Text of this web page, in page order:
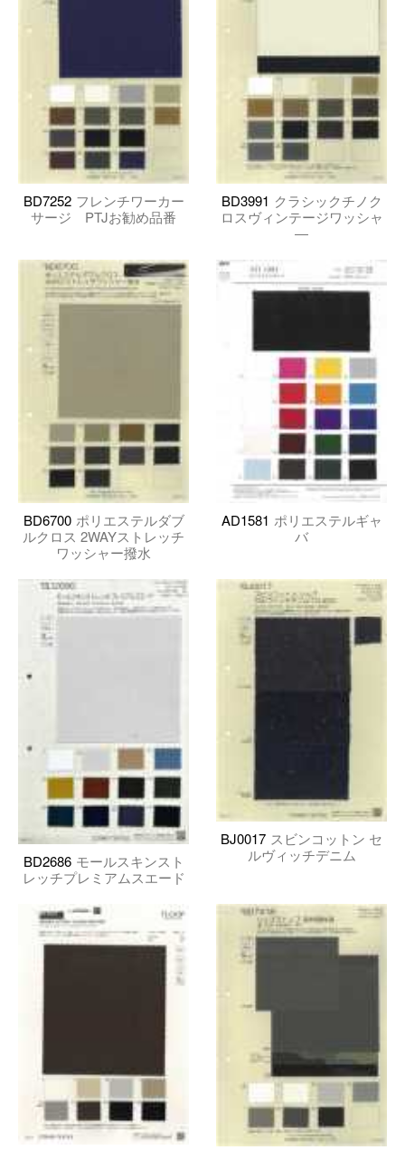
BD7252 フレンチワーカー
サージ PTJお勧め品番
BD3991 クラシックチノク
ロスヴィンテージワッシャ
―
BD6700 ポリエステルダブ
ルクロス 2WAYストレッチ
ワッシャー撥水
AD1581 ポリエステルギャ
バ
BD2686 モールスキンスト
レッチプレミアムスエード
BJ0017 スビンコットン セ
ルヴィッチデニム